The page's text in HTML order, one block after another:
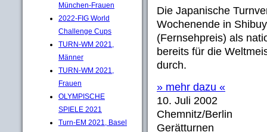
München-Frauen
2022-FIG World
Challenge Cups
TURN-WM 2021,
Männer
TURN-WM 2021,
Frauen
OLYMPISCHE
SPIELE 2021
Turn-EM 2021, Basel
Die Japanische
Wochenende in
(Fernsehpreis) als
bereits für die
durch.
» mehr dazu «
10. Juli 2002
Chemnitz/Berlin
Gerätturnen